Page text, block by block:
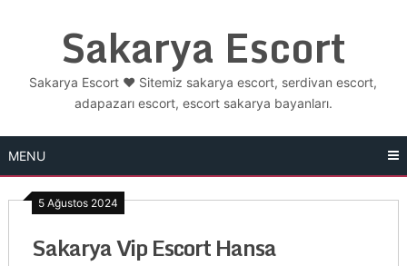
Sakarya Escort
Sakarya Escort ❤️ Sitemiz sakarya escort, serdivan escort,
adapazarı escort, escort sakarya bayanları.
MENU
5 Ağustos 2024
Sakarya Vip Escort Hansa